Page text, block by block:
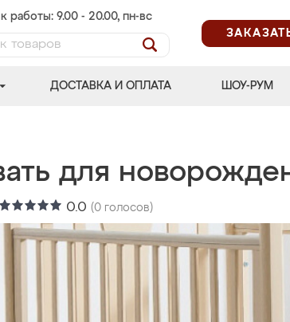
работы: 9.00 - 20.00, пн-вс
ДОСТАВКА И ОПЛАТА ШОУ-РУМ
для
0.0 (0 голосов)